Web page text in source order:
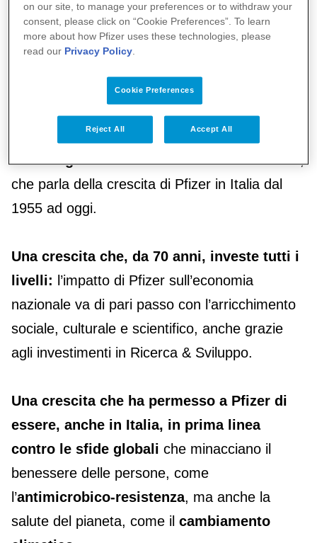
dati più aggiornatisulle iniziative, i traguardi,
gli obiettivi di Pfizer nel nostro Paese, un
e un fondamentale
innovazione e investimenti.
Dietro ogni numero si nasconde una storia,
che parla della crescita di Pfizer in Italia dal
1955 ad oggi.
Una crescita che, da 70 anni, investe tutti i
livelli: l’impatto di Pfizer sull’economia
nazionale va di pari passo con l’arricchimento
sociale, culturale e scientifico, anche grazie
agli investimenti in Ricerca & Sviluppo.
Una crescita che ha permesso a Pfizer di
essere, anche in Italia, in prima linea
contro le sfide globali che minacciano il
benessere delle persone, come
l’antimicrobico-resistenza, ma anche la
salute del pianeta, come il cambiamento
on our site, to manage your preferences or to withdraw your
consent, please click on “Cookie Preferences”. To learn
more about how Pfizer uses these technologies, please
read our Privacy Policy.
Cookie Preferences
Reject All Accept All